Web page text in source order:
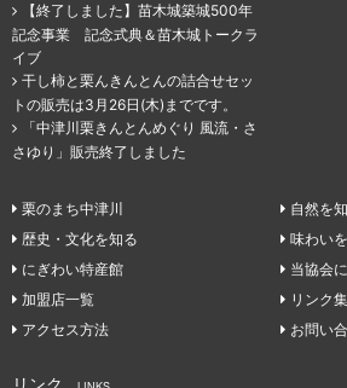
【終了しました】苗木城築城500年
記念事業 記念式典＆苗木城トークラ
イブ
干し柿と栗んきんとんの詰合せセッ
トの販売は3月26日(木)までです。
「中津川栗きんとんめぐり 風流・さ
さゆり」販売終了しました
栗のまち中津川
自然を
歴史・文化を知る
味わい
にぎわい特産館
当協会
加盟店一覧
リンク集
アクセス方法
お問い